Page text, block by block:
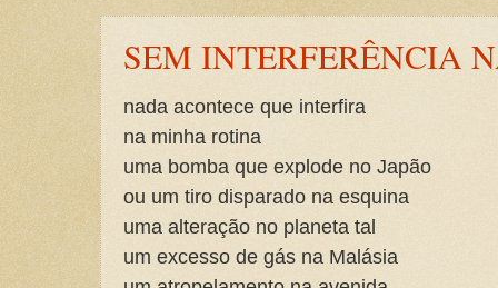
SEM INTERFERÊNCIA
nada acontece que interfira
na minha rotina
uma bomba que explode no Japão
ou um tiro disparado na esquina
uma alteração no planeta tal
um excesso de gás na Malásia